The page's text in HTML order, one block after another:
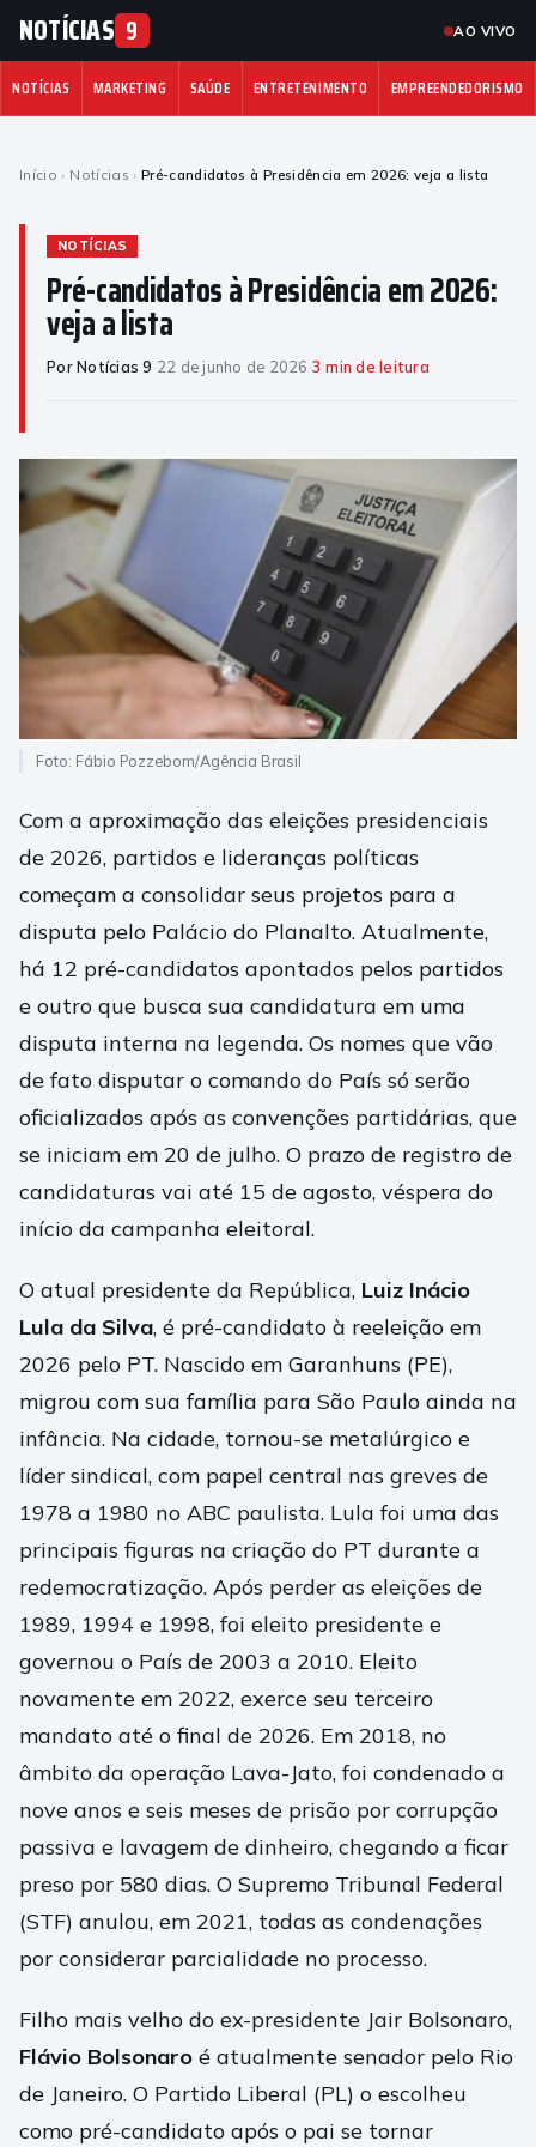
NOTÍCIAS 9 AO VIVO
NOTÍCIAS MARKETING SAÚDE ENTRETENIMENTO EMPREENDEDORISMO
Início › Notícias › Pré-candidatos à Presidência em 2026: veja a lista
NOTÍCIAS
Pré-candidatos à Presidência em 2026:
veja a lista
Por Notícias 9·22 de junho de 2026·3 min de leitura
Foto: Fábio Pozzebom/Agência Brasil
Com a aproximação das eleições presidenciais
de 2026, partidos e lideranças políticas
começam a consolidar seus projetos para a
disputa pelo Palácio do Planalto. Atualmente,
há 12 pré-candidatos apontados pelos partidos
e outro que busca sua candidatura em uma
disputa interna na legenda. Os nomes que vão
de fato disputar o comando do País só serão
oficializados após as convenções partidárias, que
se iniciam em 20 de julho. O prazo de registro de
candidaturas vai até 15 de agosto, véspera do
início da campanha eleitoral.
O atual presidente da República, Luiz Inácio
Lula da Silva, é pré-candidato à reeleição em
2026 pelo PT. Nascido em Garanhuns (PE),
migrou com sua família para São Paulo ainda na
infância. Na cidade, tornou-se metalúrgico e
líder sindical, com papel central nas greves de
1978 a 1980 no ABC paulista. Lula foi uma das
principais figuras na criação do PT durante a
redemocratização. Após perder as eleições de
1989, 1994 e 1998, foi eleito presidente e
governou o País de 2003 a 2010. Eleito
novamente em 2022, exerce seu terceiro
mandato até o final de 2026. Em 2018, no
âmbito da operação Lava-Jato, foi condenado a
nove anos e seis meses de prisão por corrupção
passiva e lavagem de dinheiro, chegando a ficar
preso por 580 dias. O Supremo Tribunal Federal
(STF) anulou, em 2021, todas as condenações
por considerar parcialidade no processo.
Filho mais velho do ex-presidente Jair Bolsonaro,
Flávio Bolsonaro é atualmente senador pelo Rio
de Janeiro. O Partido Liberal (PL) o escolheu
como pré-candidato após o pai se tornar